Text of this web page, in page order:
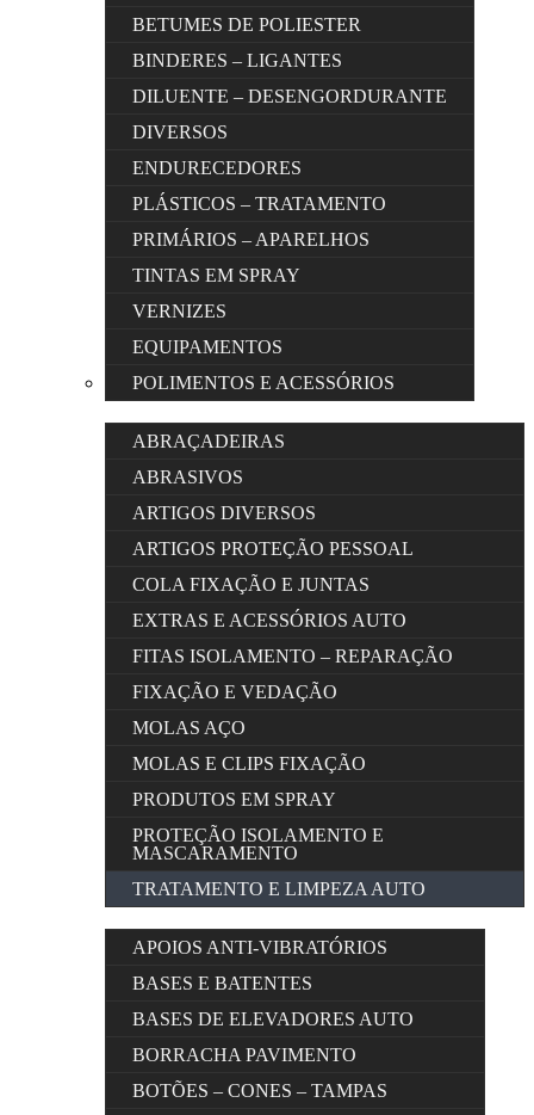
BETUMES DE POLIESTER
BINDERES – LIGANTES
DILUENTE – DESENGORDURANTE
DIVERSOS
ENDURECEDORES
PLÁSTICOS – TRATAMENTO
PRIMÁRIOS – APARELHOS
TINTAS EM SPRAY
VERNIZES
EQUIPAMENTOS
POLIMENTOS E ACESSÓRIOS
ABRAÇADEIRAS
ABRASIVOS
ARTIGOS DIVERSOS
ARTIGOS PROTEÇÃO PESSOAL
COLA FIXAÇÃO E JUNTAS
EXTRAS E ACESSÓRIOS AUTO
FITAS ISOLAMENTO – REPARAÇÃO
FIXAÇÃO E VEDAÇÃO
MOLAS AÇO
MOLAS E CLIPS FIXAÇÃO
PRODUTOS EM SPRAY
PROTEÇÃO ISOLAMENTO E
MASCARAMENTO
TRATAMENTO E LIMPEZA AUTO
APOIOS ANTI-VIBRATÓRIOS
BASES E BATENTES
BASES DE ELEVADORES AUTO
BORRACHA PAVIMENTO
BOTÕES – CONES – TAMPAS